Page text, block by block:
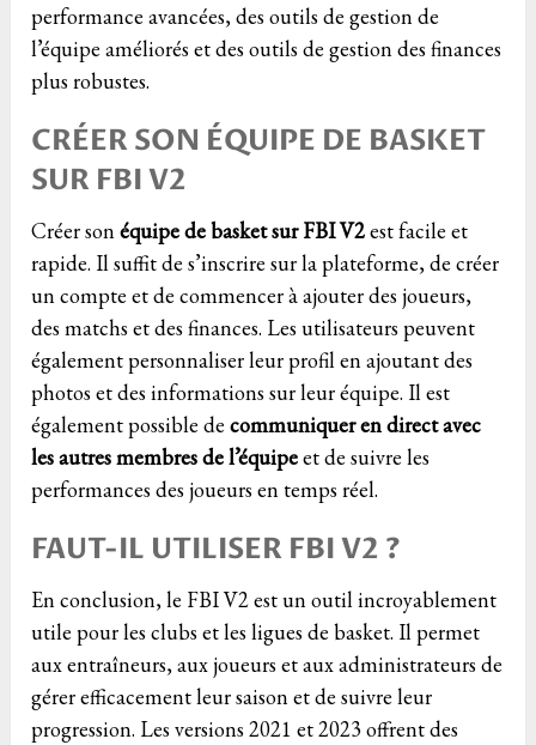
performance avancées, des outils de gestion de
l’équipe améliorés et des outils de gestion des finances
plus robustes.
CRÉER SON ÉQUIPE DE BASKET
SUR FBI V2
Créer sonéquipe de basket sur FBI V2est facile et
rapide. Il suffit de s’inscrire sur la plateforme, de créer
un compte et de commencer à ajouter des joueurs,
des matchs et des finances. Les utilisateurs peuvent
également personnaliser leur profil en ajoutant des
photos et des informations sur leur équipe. Il est
également possible decommuniquer en direct avec
les autres membres de l’équipeet de suivre les
performances des joueurs en temps réel.
FAUT-IL UTILISER FBI V2 ?
En conclusion, le FBI V2 est un outil incroyablement
utile pour les clubs et les ligues de basket. Il permet
aux entraîneurs, aux joueurs et aux administrateurs de
gérer efficacement leur saison et de suivre leur
progression. Les versions 2021 et 2023 offrent des